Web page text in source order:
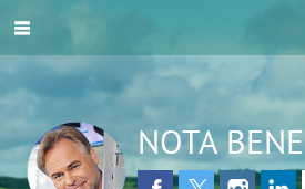
NOTA BENE